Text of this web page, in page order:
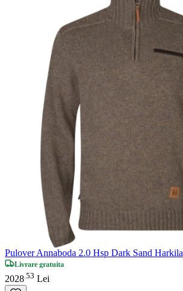
Pulover Annaboda 2.0 Hsp Dark Sand Harkila
Livrare gratuita
2028 53 Lei